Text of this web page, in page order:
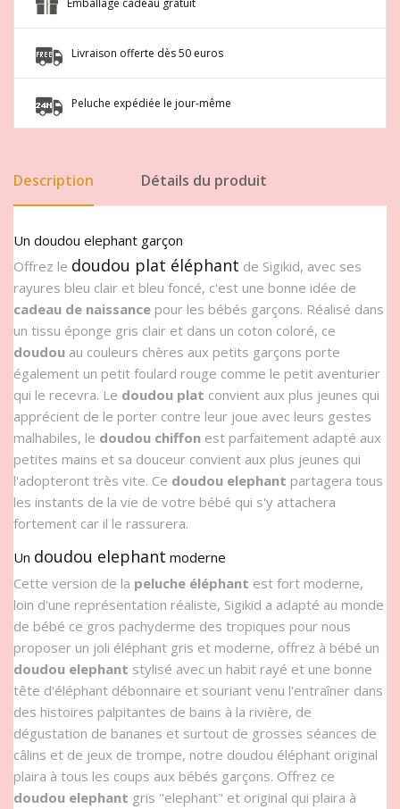
Emballage cadeau gratuit
Livraison offerte dès 50 euros
Peluche expédiée le jour-même
Description Détails du produit
Un doudou elephant garçon
Offrez le doudou plat éléphant de Sigikid, avec ses
rayures bleu clair et bleu foncé, c'est une bonne idée de
cadeau de naissance pour les bébés garçons. Réalisé dans
un tissu éponge gris clair et dans un coton coloré, ce
doudou au couleurs chères aux petits garçons porte
également un petit foulard rouge comme le petit aventurier
qui le recevra. Le doudou plat convient aux plus jeunes qui
apprécient de le porter contre leur joue avec leurs gestes
malhabiles, le doudou chiffon est parfaitement adapté aux
petites mains et sa douceur convient aux plus jeunes qui
l'adopteront très vite. Ce doudou elephant partagera tous
les instants de la vie de votre bébé qui s'y attachera
fortement car il le rassurera.
Un doudou elephant moderne
Cette version de la peluche éléphant est fort moderne,
loin d'une représentation réaliste, Sigikid a adapté au monde
de bébé ce gros pachyderme des tropiques pour nous
proposer un joli éléphant gris et moderne, offrez à bébé un
doudou elephant stylisé avec un habit rayé et une bonne
tête d'éléphant débonnaire et souriant venu l'entraîner dans
des histoires palpitantes de bains à la rivière, de
dégustation de bananes et surtout de grosses séances de
câlins et de jeux de trompe, notre doudou éléphant original
plaira à tous les coups aux bébés garçons. Offrez ce
doudou elephant gris "elephant" et original qui plaira à